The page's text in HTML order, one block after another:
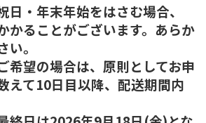
・年末年始をはさむ場合、
かることがございます。あらか
。
希望の場合は、原則としてお申
えて10日目以降、配送期間内